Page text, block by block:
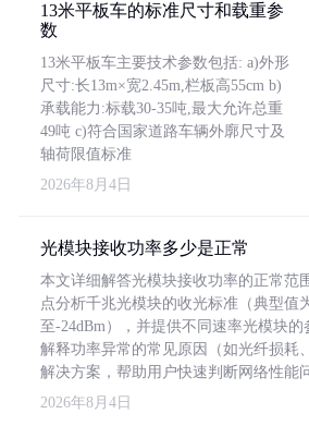
13米平板车的标准尺寸和载重参
数
13米平板车主要技术参数包括: a)外形
尺寸:长13m×宽2.45m,栏板高55cm b)
承载能力:标载30-35吨,最大允许总重
49吨 c)符合国家道路车辆外廓尺寸及
轴荷限值标准
2026年8月4日
光模块接收功率多少是正常
本文详细解答光模块接收功率的正常范
点分析千兆光模块的收光标准（典型值
至-24dBm），并提供不同速率光模块
解释功率异常的常见原因（如光纤损耗
解决方案，帮助用户快速判断网络性能
2026年8月4日